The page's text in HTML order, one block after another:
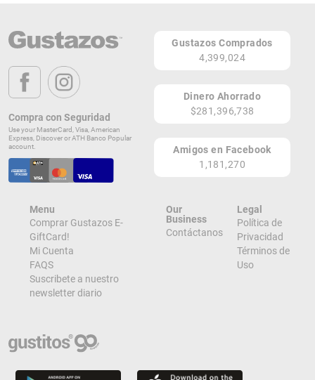
Carr 102 Km 14.0 Joyuda
Lugares de Redención
¡Ver todos en el Mapa!
Carr 102 Km 14.0 Joyuda
cabo rojo 00623
PR
Compra con Seguridad
Use your MasterCard, Visa, American
Express, Discover or ATH Banco Popular
account.
Gustazos Comprados
4,399,024
Dinero Ahorrado
$281,396,738
Amigos en Facebook
1,181,270
Menu
Comprar Gustazos E-
GiftCard!
Mi Cuenta
FAQS
Suscribete a nuestro
newsletter diario
Our
Business
Contáctanos
Legal
Política de
Privacidad
Términos de
Uso